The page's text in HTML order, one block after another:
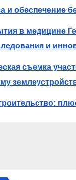
и обеспечение
в медицине
и
съемка